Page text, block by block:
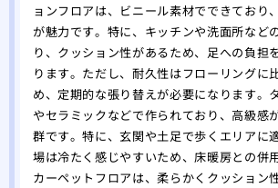
ョンフロアは、ビニール素材でできており
が魅力です。特に、キッチンや洗面所など
り、クッション性があるため、足への負担
ります。ただし、耐久性はフローリングに
め、定期的な張り替えが必要になります。
やセラミックなどで作られており、高級感
群です。特に、玄関や土足で歩くエリアに
場は冷たく感じやすいため、床暖房との併
カーペットフロアは、柔らかくクッション